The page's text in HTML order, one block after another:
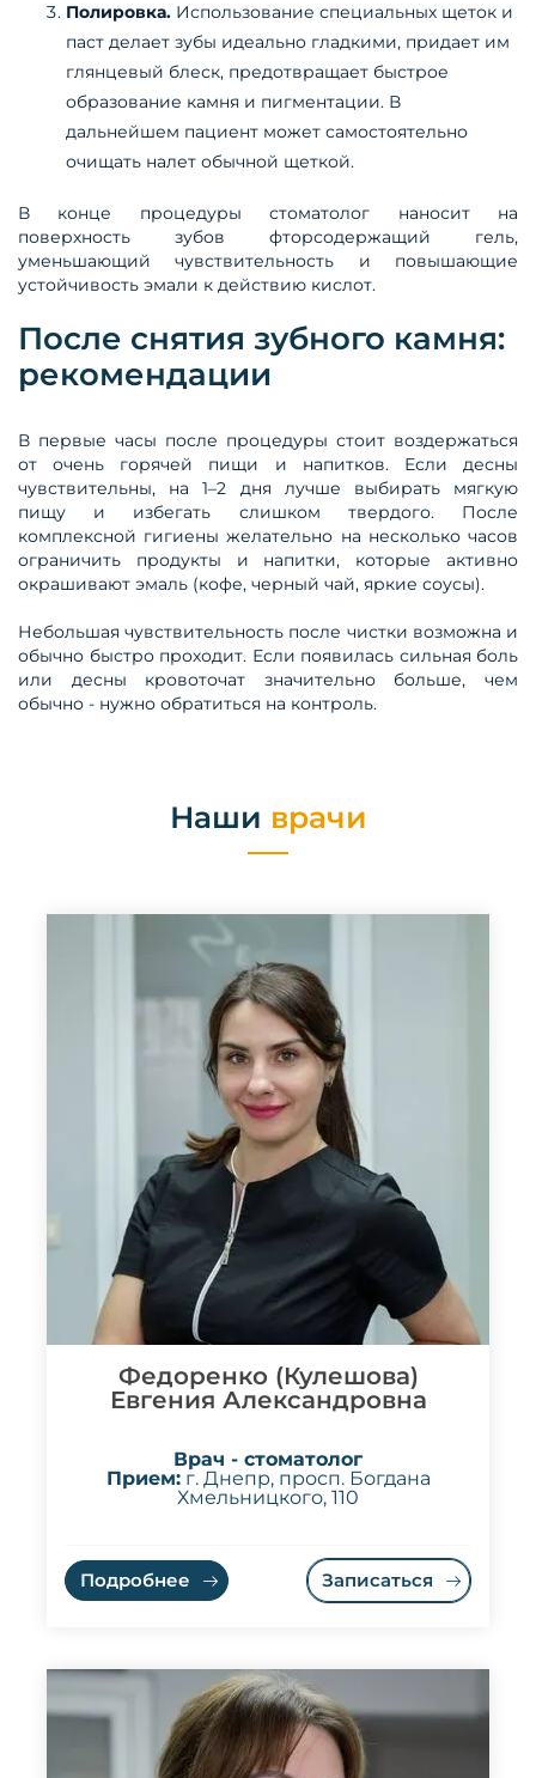
Полировка. Использование специальных щеток и
паст делает зубы идеально гладкими, придает им
глянцевый блеск, предотвращает быстрое
образование камня и пигментации. В
дальнейшем пациент может самостоятельно
очищать налет обычной щеткой.
В конце процедуры стоматолог наносит на
поверхность зубов фторсодержащий гель,
уменьшающий чувствительность и повышающие
устойчивость эмали к действию кислот.
После снятия зубного камня:
рекомендации
В первые часы после процедуры стоит воздержаться
от очень горячей пищи и напитков. Если десны
чувствительны, на 1–2 дня лучше выбирать мягкую
пищу и избегать слишком твердого. После
комплексной гигиены желательно на несколько часов
ограничить продукты и напитки, которые активно
окрашивают эмаль (кофе, черный чай, яркие соусы).
Небольшая чувствительность после чистки возможна и
обычно быстро проходит. Если появилась сильная боль
или десны кровоточат значительно больше, чем
обычно - нужно обратиться на контроль.
Наши врачи
Федоренко (Кулешова)
Евгения Александровна
Врач - стоматолог
Прием:г. Днепр, просп. Богдана
Хмельницкого, 110
Подробнее Записаться